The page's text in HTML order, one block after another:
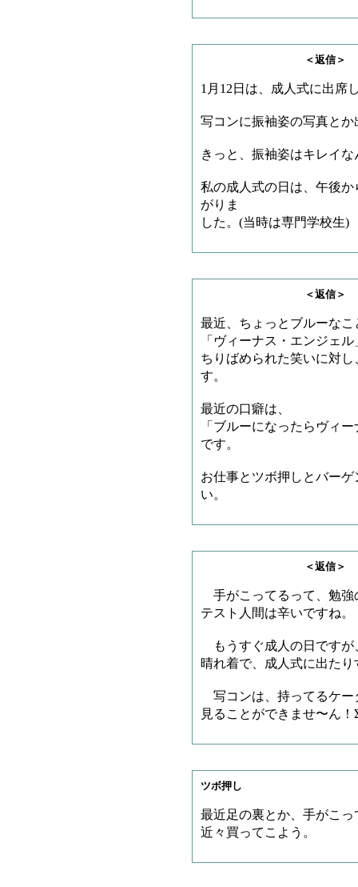
＜返信＞ ヵヮィィ
1月12日は、成人式に出席
写コンに振袖姿の写真と
きっと、振袖姿はキレイ
私の成人式の日は、午後
がりま
した。(当時は専門学校生)
＜返信＞ ヵヮィィ
最近、ちょっとブルーな
「ヴィーナス・エンジェ
ちりばめられた笑いに対
す。
最近の口癖は、
「ブルーになったらヴィ
です。
お仕事とツボ押しとバー
い。
＜返信＞ リージさ
手がこってるって、勉強
テスト人間は辛いですね。
もうすぐ成人の日ですが
晴れ着で、成人式に出た
写コンは、持ってるケー
見ることができませ〜ん
ツボ押し
最近足の裏とか、手がこ
近々買ってこよう。